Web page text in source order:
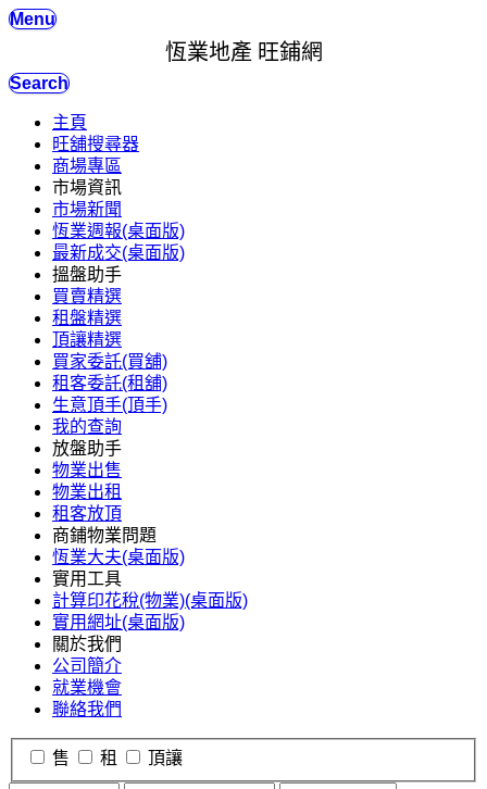
Menu
恆業地產 旺鋪網
Search
主頁
旺舖搜尋器
商場專區
市場資訊
市場新聞
恆業週報(桌面版)
最新成交(桌面版)
搵盤助手
買賣精選
租盤精選
頂讓精選
買家委託(買舖)
租客委託(租舖)
生意頂手(頂手)
我的查詢
放盤助手
物業出售
物業出租
租客放頂
商鋪物業問題
恆業大夫(桌面版)
實用工具
計算印花稅(物業)(桌面版)
實用網址(桌面版)
關於我們
公司簡介
就業機會
聯絡我們
售 租 頂讓